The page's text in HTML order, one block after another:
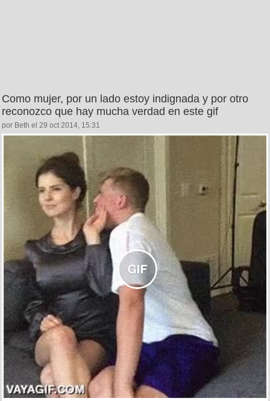
Como mujer, por un lado estoy indignada y por otro
reconozco que hay mucha verdad en este gif
por Beth el 29 oct 2014, 15:31